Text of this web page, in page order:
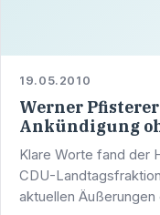
19.05.2010
Werner Pfisterer
Ankündigung
Klare Worte fand der
CDU-
aktuellen